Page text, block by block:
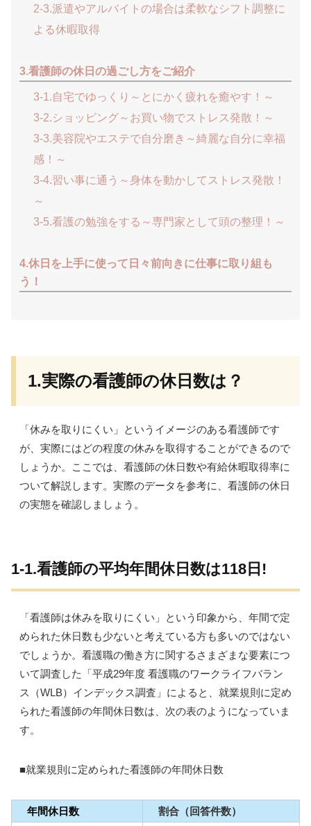
2-3.派遣やアルバイトの場合は柔軟なシフト調整に
よる休暇取得
3.看護師の休日の過ごし方をご紹介
3-1.自宅でゆっくり～とにかく疲れを癒やす！～
3-2.ショッピング～お買い物でストレス発散！～
3-3.美容院やエステで自分磨き～綺麗な自分に幸福
感！～
3-4.習い事に通う～身体を動かしてストレス発散！
～
3-5.看護の勉強をする～専門家として頭の整理！～
4.休日を上手に使って日々前向きに仕事に取り組も
う！
1.実際の看護師の休日数は？
「休みを取りにくい」というイメージのある看護師です
が、実際にはどの程度の休みを取得することができるので
しょうか。ここでは、看護師の休日数や有給休暇取得率に
ついて解説します。実際のデータを参考に、看護師の休日
の実態を確認しましょう。
1-1.看護師の平均年間休日数は118日!
「看護師は休みを取りにくい」という印象から、年間で定
められた休日数も少ないと考えている方も多いのではない
でしょうか。看護職の働き方に関するさまざまな要素につ
いて調査した「平成29年度 看護職のワークライフバラン
ス（WLB）インデックス調査」によると、就業規則に定め
られた看護師の年間休日数は、次の表のようになっていま
す。
■就業規則に定められた看護師の年間休日数
年間休日数
割合（回答件数）